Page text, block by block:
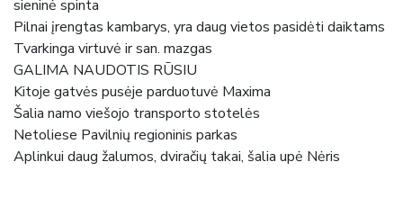
sieninė spinta
Pilnai įrengtas kambarys, yra daug vietos pasidėti daiktams
Tvarkinga virtuvė ir san. mazgas
GALIMA NAUDOTIS RŪSIU
Kitoje gatvės pusėje parduotuvė Maxima
Šalia namo viešojo transporto stotelės
Netoliese Pavilnių regioninis parkas
Aplinkui daug žalumos, dviračių takai, šalia upė Nėris